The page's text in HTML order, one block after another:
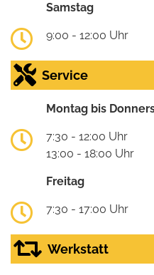
Samstag
9:00 - 12:00 Uhr
Service
Montag bis
7:30 - 12:00 Uhr
13:00 - 18:00 Uhr
Freitag
7:30 - 17:00 Uhr
Werkstatt